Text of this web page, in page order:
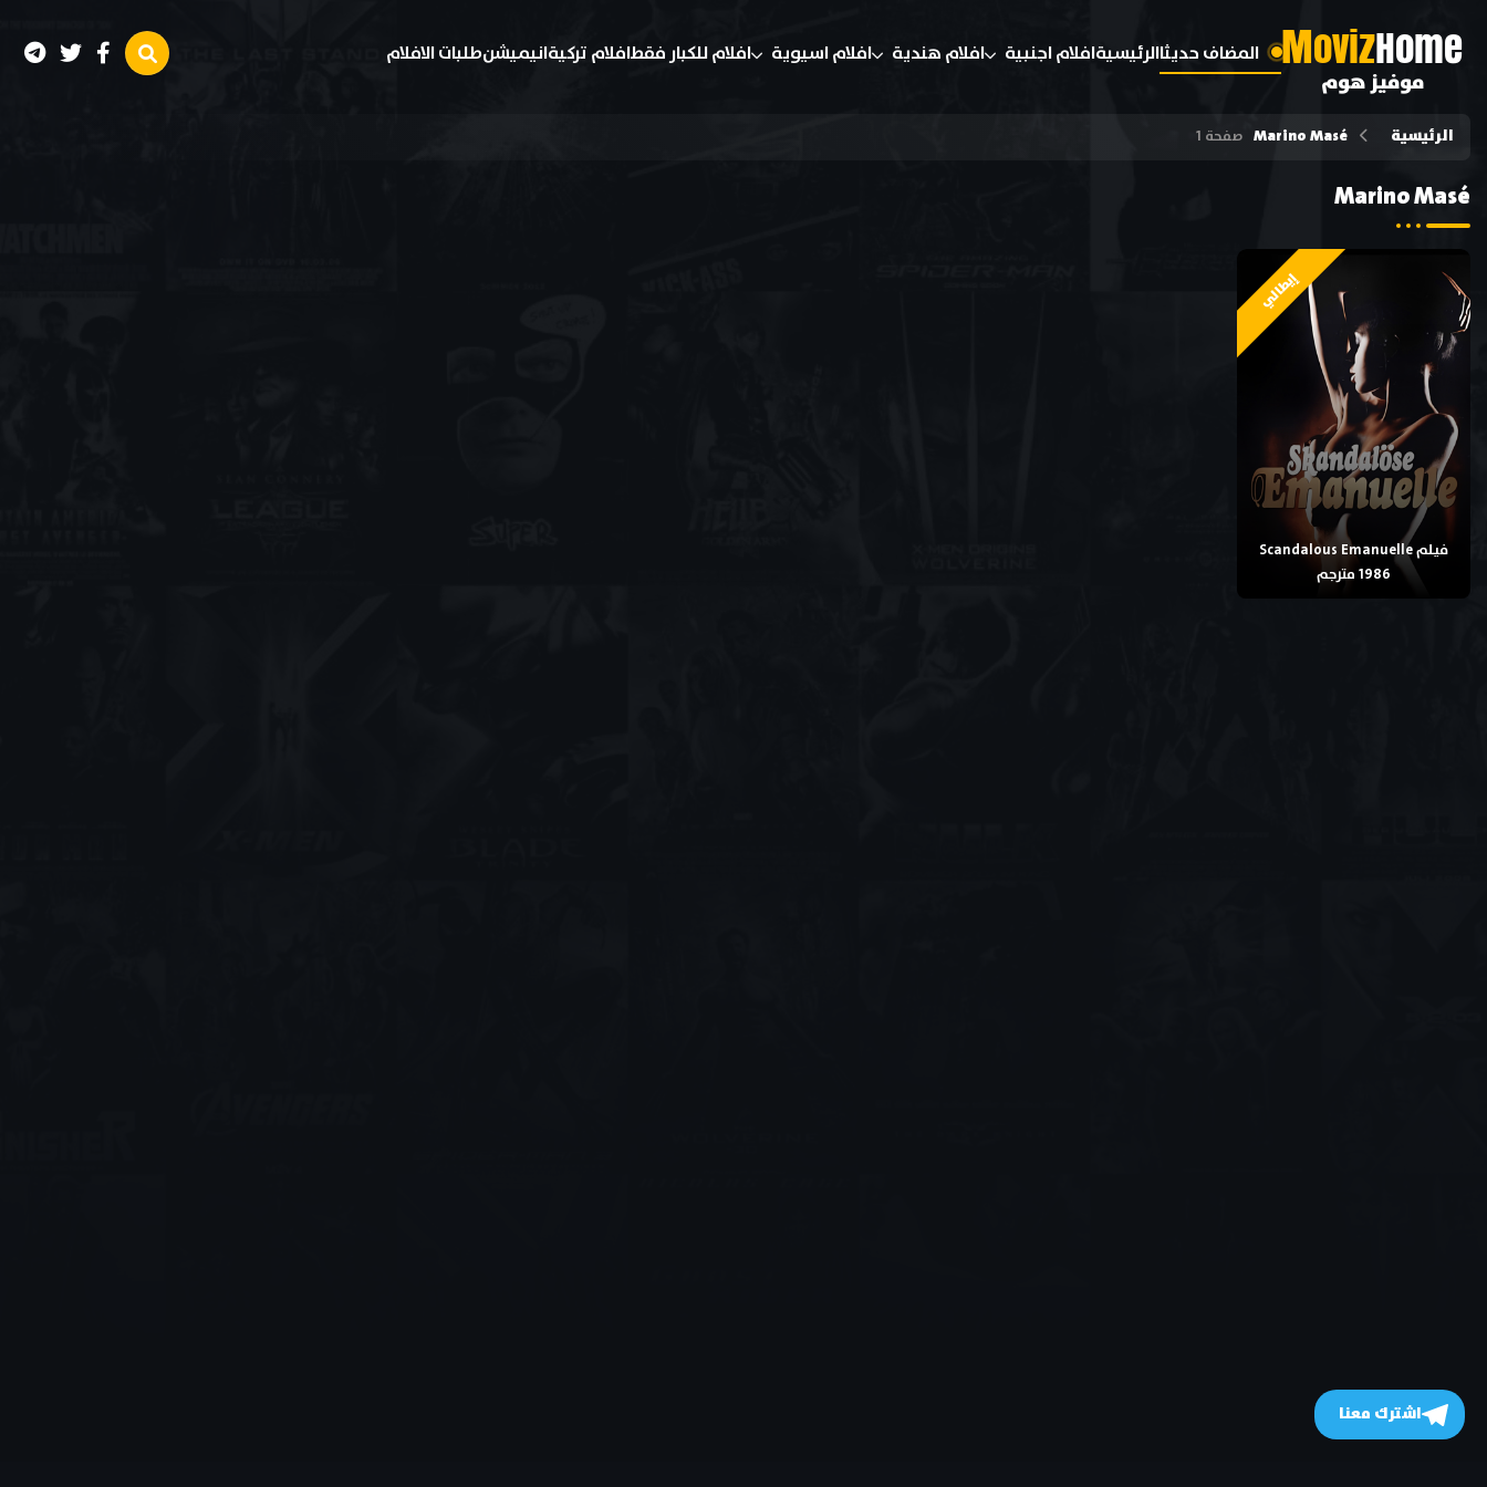
MovizHome
موفيز هوم
المضاف حديثاالرئيسيةافلام اجنبية افلام هندية افلام اسيوية افلام للكبار فقطافلام تركيةانيميشنطلبات الافلام
الرئيسية Marino Masé صفحة 1
Marino Masé
إيطالي
فيلم Scandalous Emanuelle
1986 مترجم
اشترك معنا